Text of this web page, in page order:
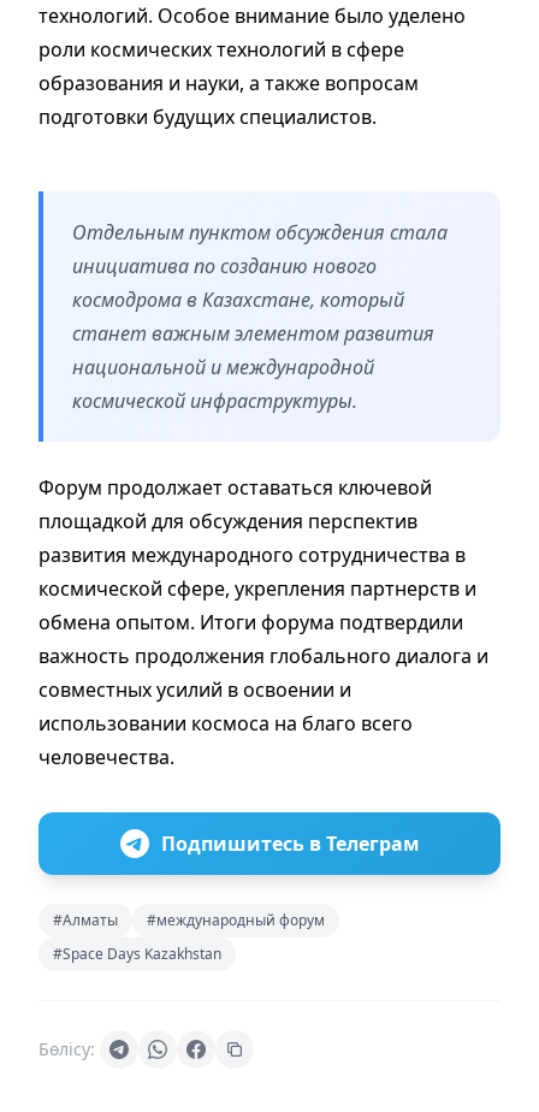
технологий. Особое внимание было уделено
роли космических технологий в сфере
образования и науки, а также вопросам
подготовки будущих специалистов.
Отдельным пунктом обсуждения стала
инициатива по созданию нового
космодрома в Казахстане, который
станет важным элементом развития
национальной и международной
космической инфраструктуры.
Форум продолжает оставаться ключевой
площадкой для обсуждения перспектив
развития международного сотрудничества в
космической сфере, укрепления партнерств и
обмена опытом. Итоги форума подтвердили
важность продолжения глобального диалога и
совместных усилий в освоении и
использовании космоса на благо всего
человечества.
Подпишитесь в Телеграм
#Алматы
#международный форум
#Space Days Kazakhstan
Бөлісу: